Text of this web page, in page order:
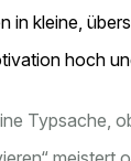
in kleine,
hoch
Typsache,